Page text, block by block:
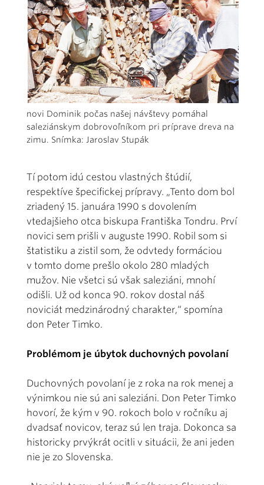
novi Dominik počas našej návštevy pomáhal
saleziánskym dobrovoľníkom pri príprave dreva na
zimu. Snímka: Jaroslav Stupák
Tí potom idú cestou vlastných štúdií,
respektíve špecifickej prípravy. „Tento dom bol
zriadený 15. januára 1990 s dovolením
vtedajšieho otca biskupa Františka Tondru. Prví
novici sem prišli v auguste 1990. Robil som si
štatistiku a zistil som, že odvtedy formáciou
v tomto dome prešlo okolo 280 mladých
mužov. Nie všetci sú však saleziáni, mnohí
odišli. Už od konca 90. rokov dostal náš
noviciát medzinárodný charakter,“ spomína
don Peter Timko.
Problémom je úbytok duchovných povolaní
Duchovných povolaní je z roka na rok menej a
výnimkou nie sú ani saleziáni. Don Peter Timko
hovorí, že kým v 90. rokoch bolo v ročníku aj
dvadsať novicov, teraz sú len traja. Dokonca sa
historicky prvýkrát ocitli v situácii, že ani jeden
nie je zo Slovenska.